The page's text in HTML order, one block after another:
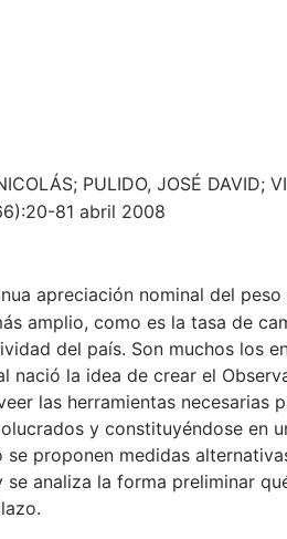
PULIDO, JOSÉ DAVID;
81 abril 2008
apreciación nominal del
amplio, como es la tasa de
del país. Son muchos los
la idea de crear el
las herramientas necesarias
y constituyéndose en
proponen medidas
analiza la forma preliminar